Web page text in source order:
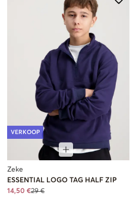
VERKOOP
Zeke
ESSENTIAL LOGO TAG HALF ZIP
14,50 €29 €